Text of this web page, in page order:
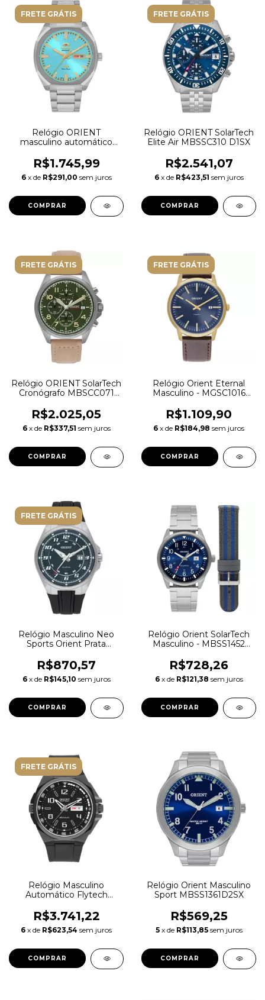
FRETE GRÁTIS
Relógio ORIENT
masculino automático
A1SX
R$1.745,99
6 x de R$291,00 sem juros
FRETE GRÁTIS
Relógio ORIENT SolarTech
Elite Air MBSSC310 D1SX
R$2.541,07
6 x de R$423,51 sem juros
FRETE GRÁTIS
Relógio ORIENT SolarTech
Cronógrafo MBSCC071
R$2.025,05
6 x de R$337,51 sem juros
FRETE GRÁTIS
Relógio Orient Eternal
Masculino - MGSC1016
R$1.109,90
6 x de R$184,98 sem juros
FRETE GRÁTIS
Relógio Masculino Neo
Sports Orient Prata
R$870,57
6 x de R$145,10 sem juros
Relógio Orient SolarTech
Masculino - MBSS1452
R$728,26
6 x de R$121,38 sem juros
FRETE GRÁTIS
Relógio Masculino
Automático Flytech
R$3.741,22
6 x de R$623,54 sem juros
Relógio Orient Masculino
Sport MBSS1361D2SX
R$569,25
5 x de R$113,85 sem juros